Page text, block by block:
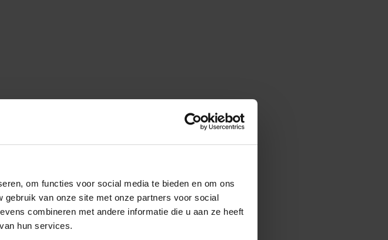
om functies voor social media te bieden en om ons
van onze site met onze partners voor social
combineren met andere informatie die u aan ze heeft
hun services.